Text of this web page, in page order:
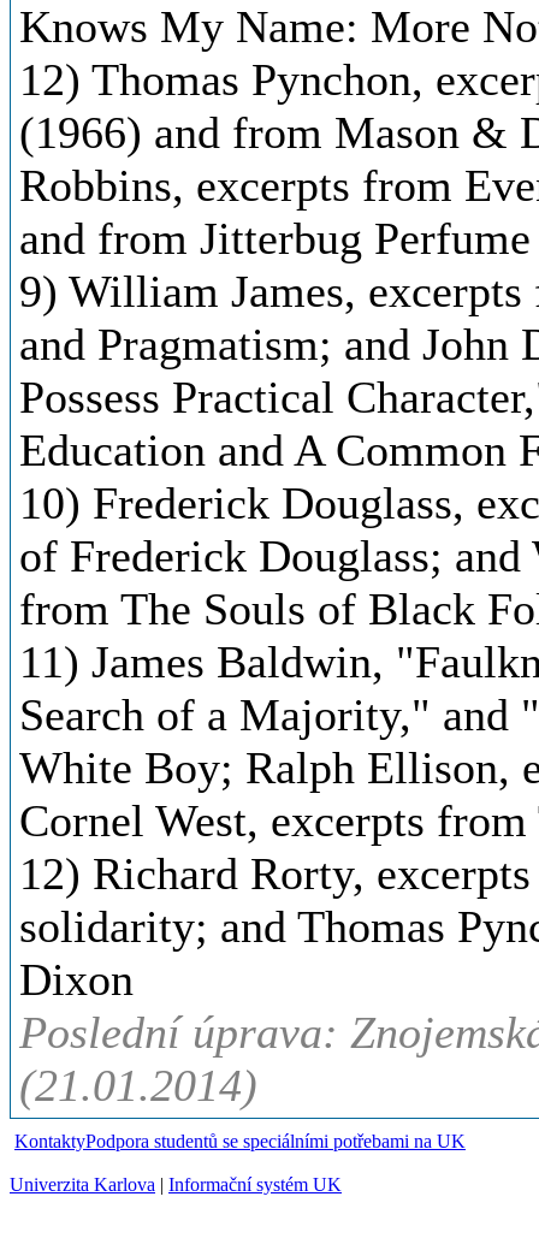
Knows My Name: More
12) Thomas Pynchon,
(1966) and from Mason &
Robbins, excerpts from
and from Jitterbug
9) William James,
and Pragmatism; and John
Possess Practical
Education and A Common
10) Frederick Douglass,
of Frederick Douglass;
from The Souls of Black
11) James Baldwin,
Search of a Majority," and
White Boy; Ralph Ellison,
Cornel West, excerpts
12) Richard Rorty,
solidarity; and Thomas
Dixon
Poslední úprava:
(21.01.2014)
KontaktyPodpora studentů se speciálními potřebami na UK
Univerzita Karlova | Informační systém UK